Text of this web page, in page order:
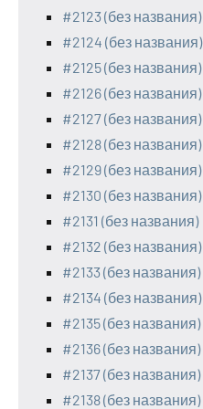
#2123 (без названия)
#2124 (без названия)
#2125 (без названия)
#2126 (без названия)
#2127 (без названия)
#2128 (без названия)
#2129 (без названия)
#2130 (без названия)
#2131 (без названия)
#2132 (без названия)
#2133 (без названия)
#2134 (без названия)
#2135 (без названия)
#2136 (без названия)
#2137 (без названия)
#2138 (без названия)